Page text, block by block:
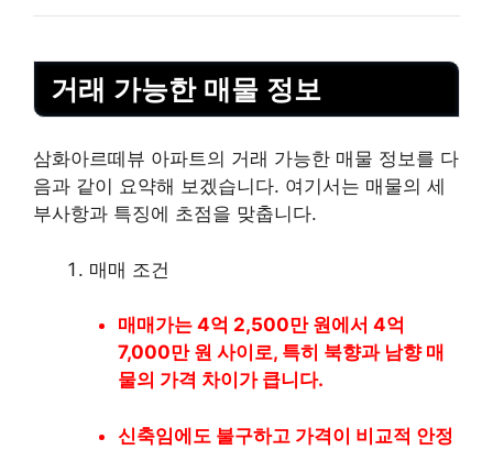
거래 가능한 매물 정보
삼화아르떼뷰 아파트의 거래 가능한 매물 정보를 다
음과 같이 요약해 보겠습니다. 여기서는 매물의 세
부사항과 특징에 초점을 맞춥니다.
매매 조건
매매가는 4억 2,500만 원에서 4억
7,000만 원 사이로, 특히 북향과 남향 매
물의 가격 차이가 큽니다.
신축임에도 불구하고 가격이 비교적 안정